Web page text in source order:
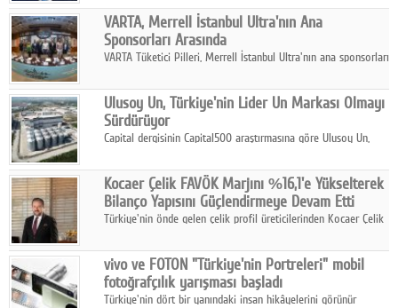
yılının ilk yarısında güçlü finansal performansını korudu.
VARTA, Merrell İstanbul Ultra'nın Ana
Sponsorları Arasında
VARTA Tüketici Pilleri, Merrell İstanbul Ultra'nın ana sponsorları
enerjisine güç katıyor.
Ulusoy Un, Türkiye'nin Lider Un Markası Olmayı
Sürdürüyor
Capital dergisinin Capital500 araştırmasına göre Ulusoy Un,
hasılatıyla Türkiye'nin en büyük 83. firması oldu.
Kocaer Çelik FAVÖK Marjını %16,1'e Yükselterek
Bilanço Yapısını Güçlendirmeye Devam Etti
Türkiye'nin önde gelen çelik profil üreticilerinden Kocaer Çelik
Çelik FAVÖK Marjını %16,1'e yükseltti.
vivo ve FOTON "Türkiye'nin Portreleri" mobil
fotoğrafçılık yarışması başladı
Türkiye'nin dört bir yanındaki insan hikâyelerini görünür